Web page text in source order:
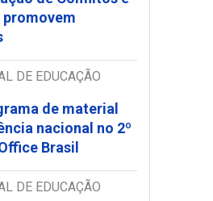
DE EDUCAÇÃO
de material
nacional no 2º
Brasil
DE EDUCAÇÃO